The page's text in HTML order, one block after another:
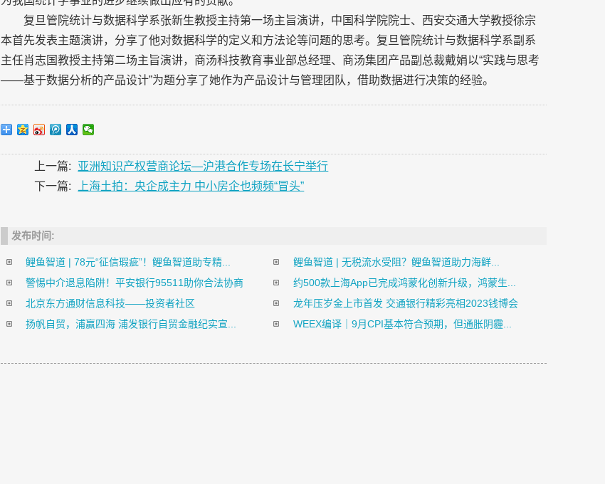
复旦管院统计与数据科学系张新生教授主持第一场主旨演讲，中国科学院院士、西安交通大学教授徐宗
本首先发表主题演讲，分享了他对数据科学的定义和方法论等问题的思考。复旦管院统计与数据科学系副系
主任肖志国教授主持第二场主旨演讲，商汤科技教育事业部总经理、商汤集团产品副总裁戴娟以“实践与思考
——基于数据分析的产品设计”为题分享了她作为产品设计与管理团队，借助数据进行决策的经验。
上一篇:
亚洲知识产权营商论坛—沪港合作专场在长宁举行
下一篇:
上海土拍：央企成主力 中小房企也频频“冒头”
发布时间:
鲤鱼智道 | 78元“征信瑕疵”！鲤鱼智道助专精...
鲤鱼智道 | 无税流水受阻？鲤鱼智道助力海鲜...
警惕中介退息陷阱！平安银行95511助你合法协商
约500款上海App已完成鸿蒙化创新升级，鸿蒙生...
北京东方通财信息科技——投资者社区
龙年压岁金上市首发 交通银行精彩亮相2023钱博会
扬帆自贸，浦赢四海 浦发银行自贸金融纪实宣...
​WEEX编译｜9月CPI基本符合预期，但通胀阴霾...